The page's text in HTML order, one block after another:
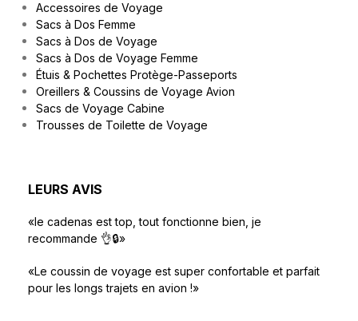
Accessoires de Voyage
Sacs à Dos Femme
Sacs à Dos de Voyage
Sacs à Dos de Voyage Femme
Étuis & Pochettes Protège-Passeports
Oreillers & Coussins de Voyage Avion
Sacs de Voyage Cabine
Trousses de Toilette de Voyage
LEURS AVIS
«le cadenas est top, tout fonctionne bien, je
recommande 👌🔒»
«Le coussin de voyage est super confortable et parfait
pour les longs trajets en avion !»